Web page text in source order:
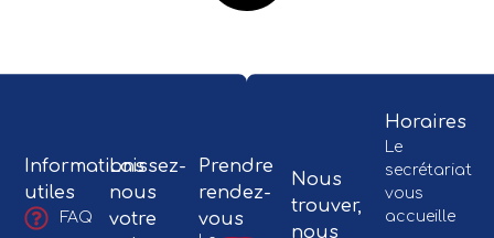
Horaires
Le
secrétariat
vous
accueille
Nous
trouver,
nous
Prendre
rendez-
vous
Laissez-
nous
votre
Informations
utiles
FAQ